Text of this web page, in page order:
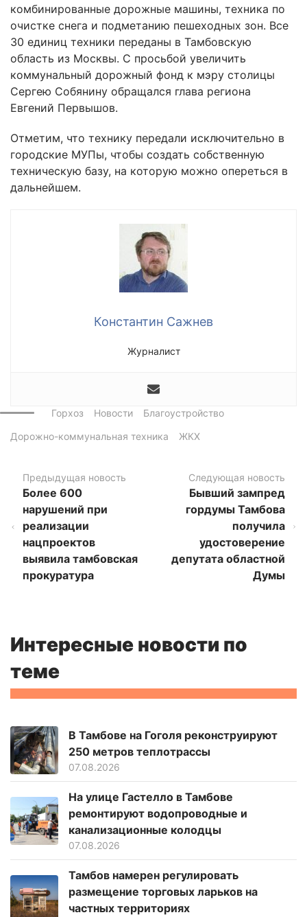
комбинированные дорожные машины, техника по
очистке снега и подметанию пешеходных зон. Все
30 единиц техники переданы в Тамбовскую
область из Москвы. С просьбой увеличить
коммунальный дорожный фонд к мэру столицы
Сергею Собянину обращался глава региона
Евгений Первышов.
Отметим, что технику передали исключительно в
городские МУПы, чтобы создать собственную
техническую базу, на которую можно опереться в
дальнейшем.
Константин Сажнев
Журналист
Горхоз Новости
Благоустройство
Дорожно-коммунальная техника
ЖКХ
Предыдущая новость
Более 600
нарушений при
реализации
нацпроектов
выявила тамбовская
прокуратура
Следующая новость
Бывший зампред
гордумы Тамбова
получила
удостоверение
депутата областной
Думы
Интересные новости по
теме
В Тамбове на Гоголя реконструируют
250 метров теплотрассы
07.08.2026
На улице Гастелло в Тамбове
ремонтируют водопроводные и
канализационные колодцы
07.08.2026
Тамбов намерен регулировать
размещение торговых ларьков на
частных территориях